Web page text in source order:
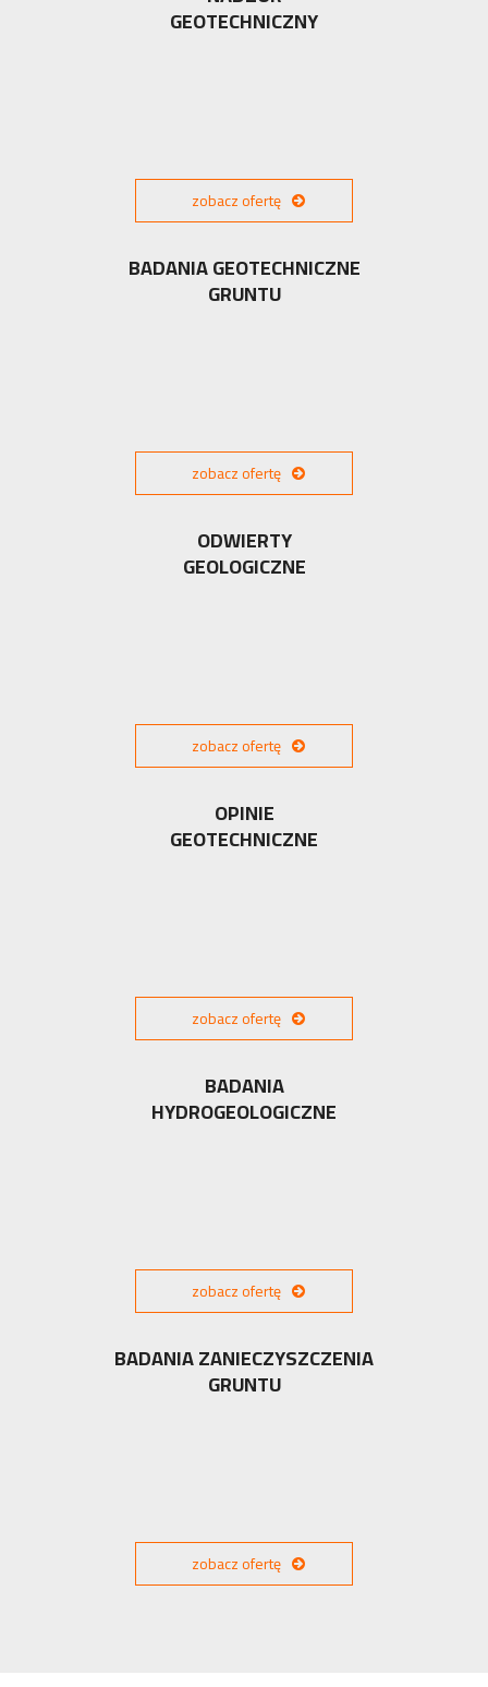
GEOTECHNICZNY
zobacz ofertę
BADANIA GEOTECHNICZNE
GRUNTU
zobacz ofertę
ODWIERTY
GEOLOGICZNE
zobacz ofertę
OPINIE
GEOTECHNICZNE
zobacz ofertę
BADANIA
HYDROGEOLOGICZNE
zobacz ofertę
BADANIA ZANIECZYSZCZENIA
GRUNTU
zobacz ofertę